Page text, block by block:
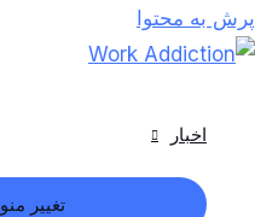
پرش به محتوا
اخبار
تغییر منو